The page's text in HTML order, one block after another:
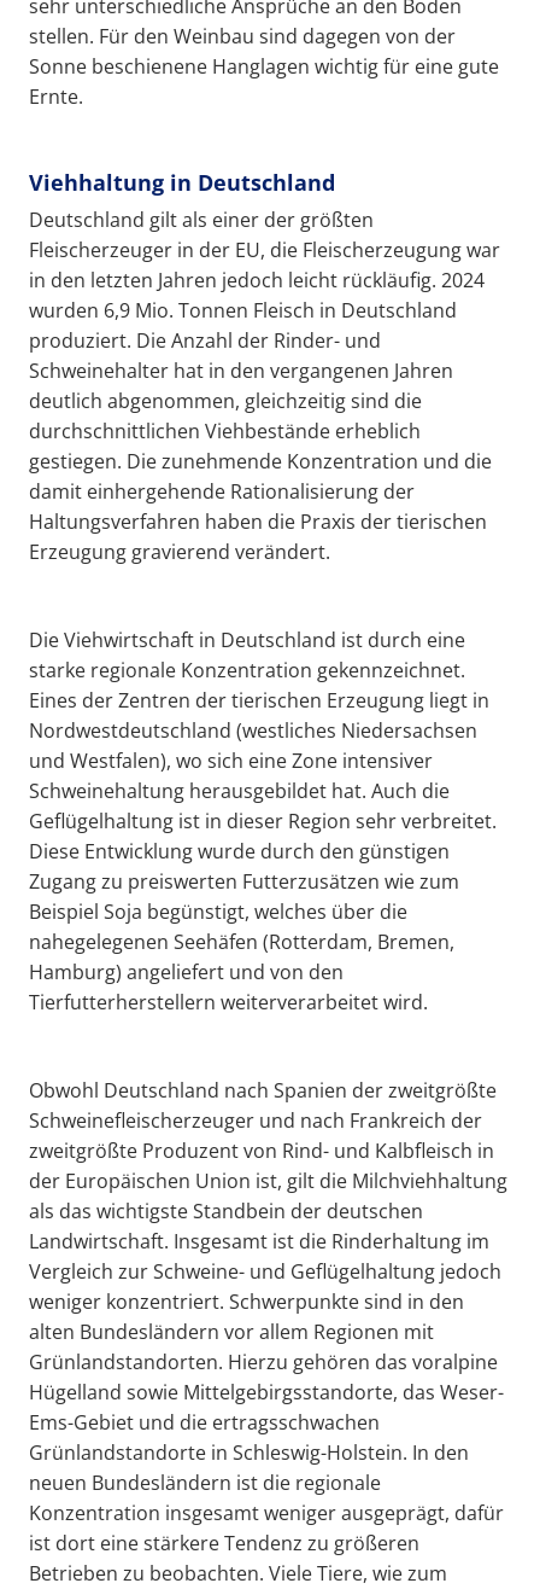
sehr unterschiedliche Ansprüche an den Boden
stellen. Für den Weinbau sind dagegen von der
Sonne beschienene Hanglagen wichtig für eine gute
Ernte.
Viehhaltung in Deutschland
Deutschland gilt als einer der größten
Fleischerzeuger in der EU, die Fleischerzeugung war
in den letzten Jahren jedoch leicht rückläufig. 2024
wurden 6,9 Mio. Tonnen Fleisch in Deutschland
produziert. Die Anzahl der Rinder- und
Schweinehalter hat in den vergangenen Jahren
deutlich abgenommen, gleichzeitig sind die
durchschnittlichen Viehbestände erheblich
gestiegen. Die zunehmende Konzentration und die
damit einhergehende Rationalisierung der
Haltungsverfahren haben die Praxis der tierischen
Erzeugung gravierend verändert.
Die Viehwirtschaft in Deutschland ist durch eine
starke regionale Konzentration gekennzeichnet.
Eines der Zentren der tierischen Erzeugung liegt in
Nordwestdeutschland (westliches Niedersachsen
und Westfalen), wo sich eine Zone intensiver
Schweinehaltung herausgebildet hat. Auch die
Geflügelhaltung ist in dieser Region sehr verbreitet.
Diese Entwicklung wurde durch den günstigen
Zugang zu preiswerten Futterzusätzen wie zum
Beispiel Soja begünstigt, welches über die
nahegelegenen Seehäfen (Rotterdam, Bremen,
Hamburg) angeliefert und von den
Tierfutterherstellern weiterverarbeitet wird.
Obwohl Deutschland nach Spanien der zweitgrößte
Schweinefleischerzeuger und nach Frankreich der
zweitgrößte Produzent von Rind- und Kalbfleisch in
der Europäischen Union ist, gilt die Milchviehhaltung
als das wichtigste Standbein der deutschen
Landwirtschaft. Insgesamt ist die Rinderhaltung im
Vergleich zur Schweine- und Geflügelhaltung jedoch
weniger konzentriert. Schwerpunkte sind in den
alten Bundesländern vor allem Regionen mit
Grünlandstandorten. Hierzu gehören das voralpine
Hügelland sowie Mittelgebirgsstandorte, das Weser-
Ems-Gebiet und die ertragsschwachen
Grünlandstandorte in Schleswig-Holstein. In den
neuen Bundesländern ist die regionale
Konzentration insgesamt weniger ausgeprägt, dafür
ist dort eine stärkere Tendenz zu größeren
Betrieben zu beobachten. Viele Tiere, wie zum